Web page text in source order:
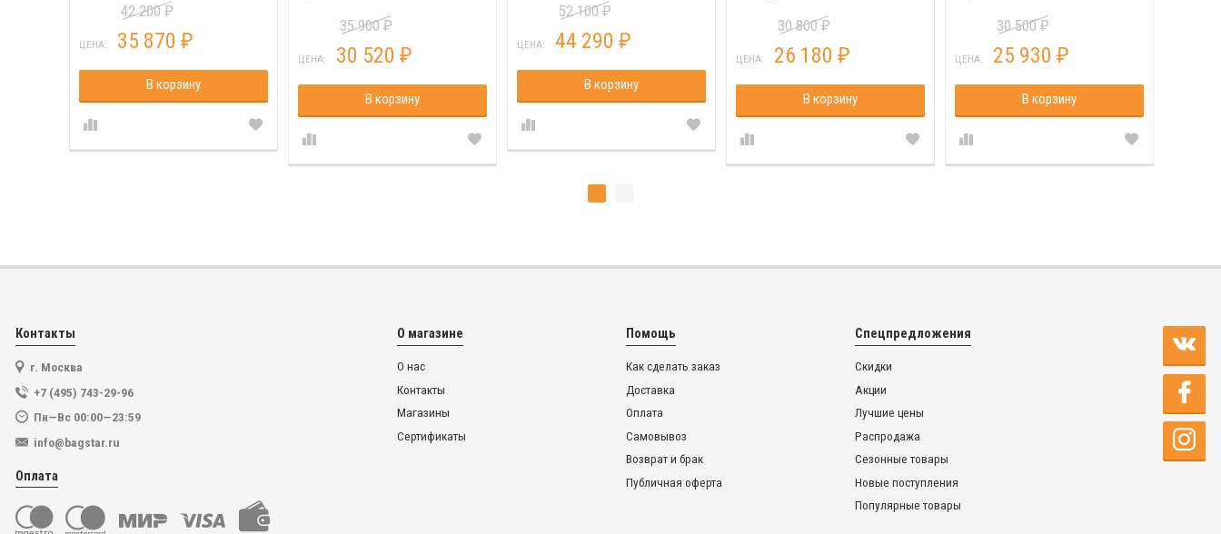
42 200₽
ЦЕНА: 35 870 ₽
В корзину
35 900₽
ЦЕНА: 30 520 ₽
В корзину
52 100₽
ЦЕНА: 44 290 ₽
В корзину
30 800₽
ЦЕНА: 26 180 ₽
В корзину
30 500₽
ЦЕНА: 25 930 ₽
В корзину
Контакты
г. Москва
+7 (495) 743-29-96
Пн—Вс 00:00—23:59
info@bagstar.ru
Оплата
О магазине
О нас
Контакты
Магазины
Сертификаты
Помощь
Как сделать заказ
Доставка
Оплата
Самовывоз
Возврат и брак
Публичная оферта
Спецпредложения
Скидки
Акции
Лучшие цены
Распродажа
Сезонные товары
Новые поступления
Популярные товары